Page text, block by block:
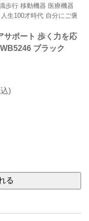
歩行 移動機器 医療機器
生100才時代 自分にご褒
サポート 歩く力を応
ブラック
)